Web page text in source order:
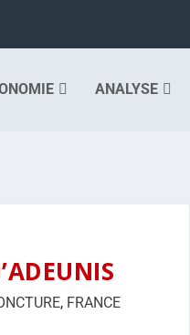
ANALYSE
, FRANCE